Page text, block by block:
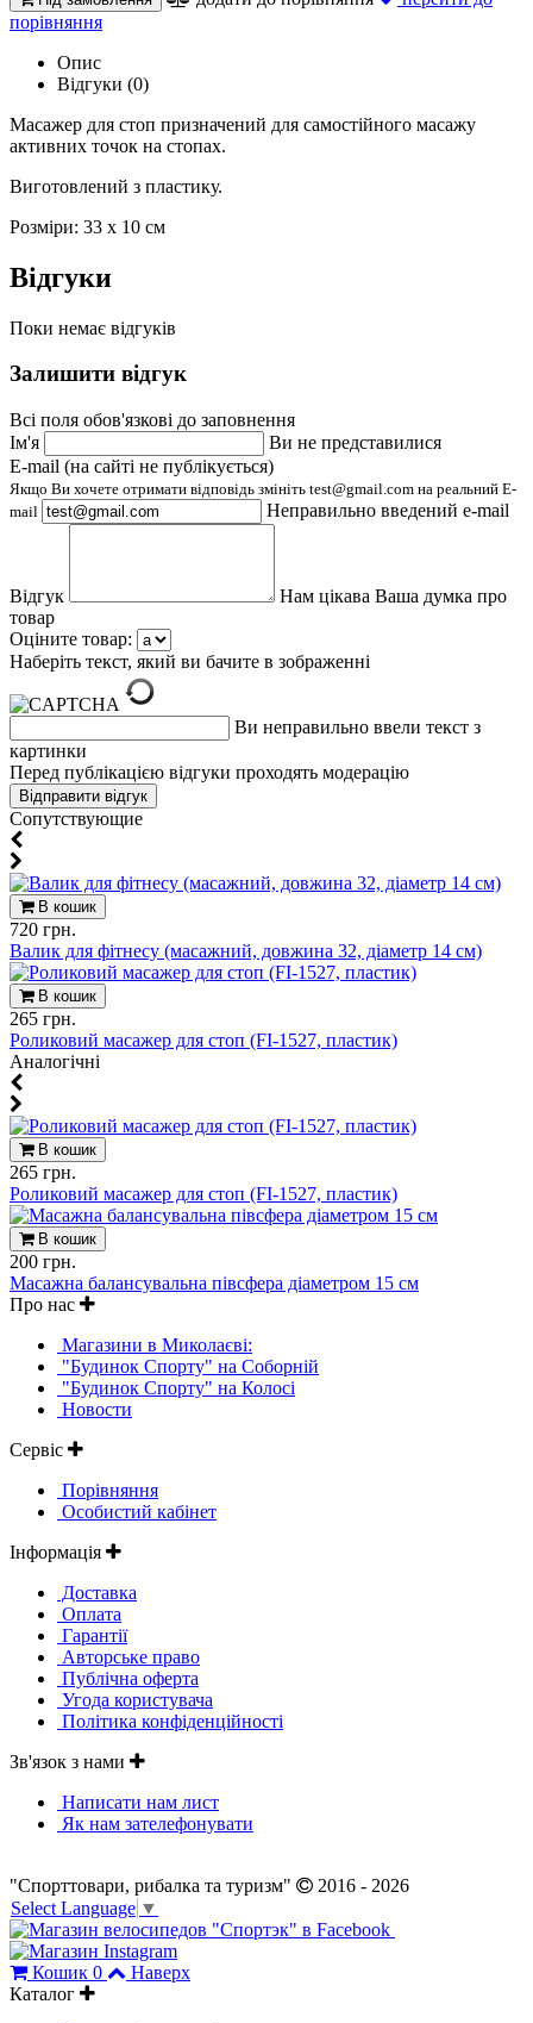
порівняння
Опис
Відгуки (0)
Масажер для стоп призначений для самостійного масажу
активних точок на стопах.
Виготовлений з пластику.
Розміри: 33 x 10 см
Відгуки
Поки немає відгуків
Залишити відгук
Всі поля обов'язкові до заповнення
Ім'я
Ви не представилися
E-mail (на сайті не публікується)
Якщо Ви хочете отримати відповідь змініть test@gmail.com на реальний E-
mail
Неправильно введений e-mail
Відгук
Нам цікава Ваша думка про
товар
Оціните товар:
Наберіть текст, який ви бачите в зображенні
Ви неправильно ввели текст з
картинки
Перед публікацією відгуки проходять модерацію
Cопутствующие
В кошик
720 грн.
Валик для фітнесу (масажний, довжина 32, діаметр 14 см)
В кошик
265 грн.
Роликовий масажер для стоп (FI-1527, пластик)
Aналогічні
В кошик
265 грн.
Роликовий масажер для стоп (FI-1527, пластик)
В кошик
200 грн.
Масажна балансувальна півсфера діаметром 15 см
Про нас
Магазини в Миколаєві:
"Будинок Спорту" на Соборній
"Будинок Спорту" на Колосі
Новости
Сервіс
Порівняння
Особистий кабінет
Інформація
Доставка
Оплата
Гарантії
Авторське право
Публічна оферта
Угода користувача
Політика конфіденційності
Зв'язок з нами
Написати нам лист
Як нам зателефонувати
"Спорттовари, рибалка та туризм"
2016 - 2026
Select Language ▼
Кошик 0
Наверх
Каталог